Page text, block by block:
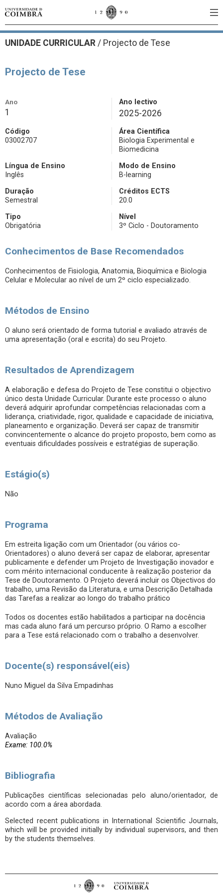
UNIDADE CURRICULAR / Projecto de Tese
Projecto de Tese
Ano
1
Ano lectivo
2025-2026
Código
03002707
Área Científica
Biologia Experimental e
Biomedicina
Língua de Ensino
Inglês
Modo de Ensino
B-learning
Duração
Semestral
Créditos ECTS
20.0
Tipo
Obrigatória
Nível
3º Ciclo - Doutoramento
Conhecimentos de Base Recomendados
Conhecimentos de Fisiologia, Anatomia, Bioquímica e Biologia
Celular e Molecular ao nível de um 2º ciclo especializado.
Métodos de Ensino
O aluno será orientado de forma tutorial e avaliado através de
uma apresentação (oral e escrita) do seu Projeto.
Resultados de Aprendizagem
A elaboração e defesa do Projeto de Tese constitui o objectivo
único desta Unidade Curricular. Durante este processo o aluno
deverá adquirir aprofundar competências relacionadas com a
liderança, criatividade, rigor, qualidade e capacidade de iniciativa,
planeamento e organização. Deverá ser capaz de transmitir
convincentemente o alcance do projeto proposto, bem como as
eventuais dificuldades possíveis e estratégias de superação.
Estágio(s)
Não
Programa
Em estreita ligação com um Orientador (ou vários co-
Orientadores) o aluno deverá ser capaz de elaborar, apresentar
publicamente e defender um Projeto de Investigação inovador e
com mérito internacional conducente à realização posterior da
Tese de Doutoramento. O Projeto deverá incluir os Objectivos do
trabalho, uma Revisão da Literatura, e uma Descrição Detalhada
das Tarefas a realizar ao longo do trabalho prático
Todos os docentes estão habilitados a participar na docência
mas cada aluno fará um percurso próprio. O Ramo a escolher
para a Tese está relacionado com o trabalho a desenvolver.
Docente(s) responsável(eis)
Nuno Miguel da Silva Empadinhas
Métodos de Avaliação
Avaliação
Exame: 100.0%
Bibliografia
Publicações científicas selecionadas pelo aluno/orientador, de
acordo com a área abordada.
Selected recent publications in International Scientific Journals,
which will be provided initially by individual supervisors, and then
by the students themselves.